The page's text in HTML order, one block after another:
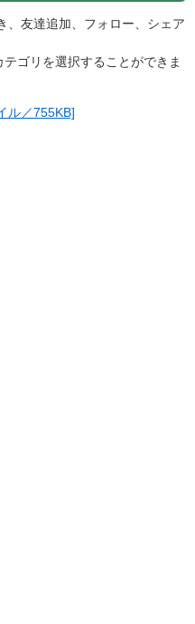
、友達追加、フォロー、シェア
ゴリを選択することができま
ル／755KB]